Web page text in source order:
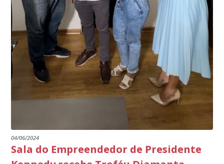
04/06/2024
Sala do Empreendedor de Presidente